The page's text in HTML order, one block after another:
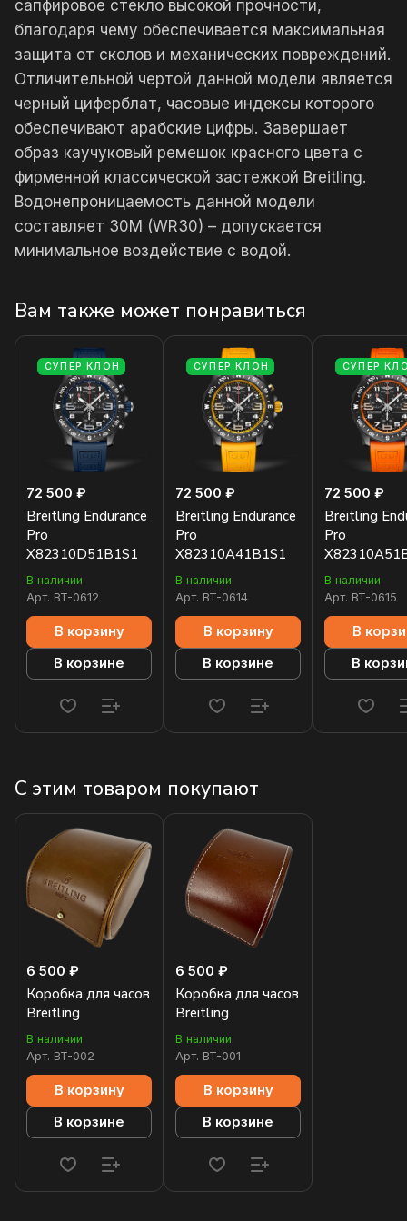
сапфировое стекло высокой прочности,
благодаря чему обеспечивается максимальная
защита от сколов и механических повреждений.
Отличительной чертой данной модели является
черный циферблат, часовые индексы которого
обеспечивают арабские цифры. Завершает
образ каучуковый ремешок красного цвета с
фирменной классической застежкой Breitling.
Водонепроницаемость данной модели
составляет 30М (WR30) – допускается
минимальное воздействие с водой.
Вам также может понравиться
СУПЕР КЛОН
72 500 ₽
Breitling Endurance
Pro
X82310D51B1S1
В наличии
Арт. BT-0612
В корзину
В корзине
СУПЕР КЛОН
72 500 ₽
Breitling Endurance
Pro
X82310A41B1S1
В наличии
Арт. BT-0614
В корзину
В корзине
СУПЕР
72 500 ₽
Breitling
Pro
В наличии
Арт. BT-0615
В
В
С этим товаром покупают
6 500 ₽
Коробка для часов
Breitling
В наличии
Арт. BT-002
В корзину
В корзине
6 500 ₽
Коробка для часов
Breitling
В наличии
Арт. BT-001
В корзину
В корзине